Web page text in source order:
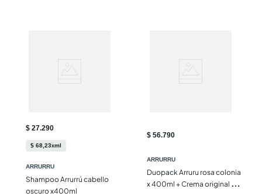
$ 27.290
$ 68 23xml
ARRURRU
Shampoo Arrurrú cabello
oscuro x400ml
$ 56.790
ARRURRU
Duopack Arruru rosa colonia
x 400ml + Crema original